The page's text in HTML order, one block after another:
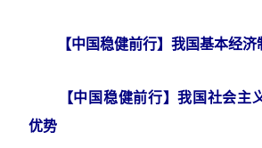
【中国稳健前行】我国基本经济
【中国稳健前行】我国社会主
优势